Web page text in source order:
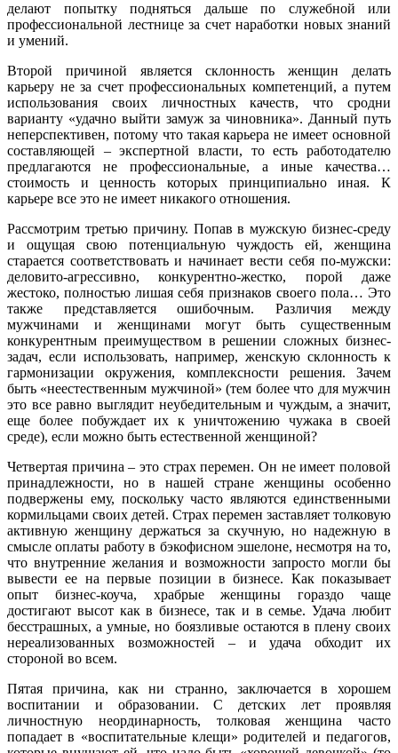
делают попытку подняться дальше по служебной или
профессиональной лестнице за счет наработки новых знаний
и умений.
Второй причиной является склонность женщин делать
карьеру не за счет профессиональных компетенций, а путем
использования своих личностных качеств, что сродни
варианту «удачно выйти замуж за чиновника». Данный путь
неперспективен, потому что такая карьера не имеет основной
составляющей – экспертной власти, то есть работодателю
предлагаются не профессиональные, а иные качества…
стоимость и ценность которых принципиально иная. К
карьере все это не имеет никакого отношения.
Рассмотрим третью причину. Попав в мужскую бизнес-среду
и ощущая свою потенциальную чуждость ей, женщина
старается соответствовать и начинает вести себя по-мужски:
деловито-агрессивно, конкурентно-жестко, порой даже
жестоко, полностью лишая себя признаков своего пола… Это
также представляется ошибочным. Различия между
мужчинами и женщинами могут быть существенным
конкурентным преимуществом в решении сложных бизнес-
задач, если использовать, например, женскую склонность к
гармонизации окружения, комплексности решения. Зачем
быть «неестественным мужчиной» (тем более что для мужчин
это все равно выглядит неубедительным и чуждым, а значит,
еще более побуждает их к уничтожению чужака в своей
среде), если можно быть естественной женщиной?
Четвертая причина – это страх перемен. Он не имеет половой
принадлежности, но в нашей стране женщины особенно
подвержены ему, поскольку часто являются единственными
кормильцами своих детей. Страх перемен заставляет толковую
активную женщину держаться за скучную, но надежную в
смысле оплаты работу в бэкофисном эшелоне, несмотря на то,
что внутренние желания и возможности запросто могли бы
вывести ее на первые позиции в бизнесе. Как показывает
опыт бизнес-коуча, храбрые женщины гораздо чаще
достигают высот как в бизнесе, так и в семье. Удача любит
бесстрашных, а умные, но боязливые остаются в плену своих
нереализованных возможностей – и удача обходит их
стороной во всем.
Пятая причина, как ни странно, заключается в хорошем
воспитании и образовании. С детских лет проявляя
личностную неординарность, толковая женщина часто
попадает в «воспитательные клещи» родителей и педагогов,